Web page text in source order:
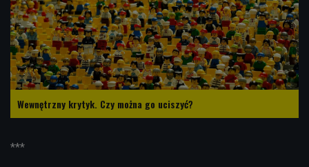
Wewnętrzny krytyk. Czy można go uciszyć?
***